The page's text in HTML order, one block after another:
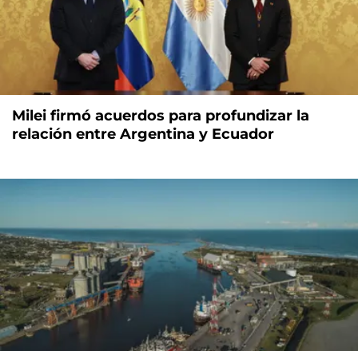
Milei firmó acuerdos para profundizar la
relación entre Argentina y Ecuador